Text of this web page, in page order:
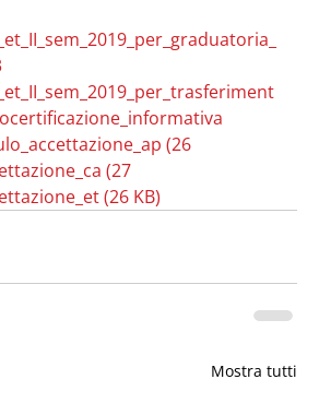
(26
(27
(26 KB)
Mostra tutti